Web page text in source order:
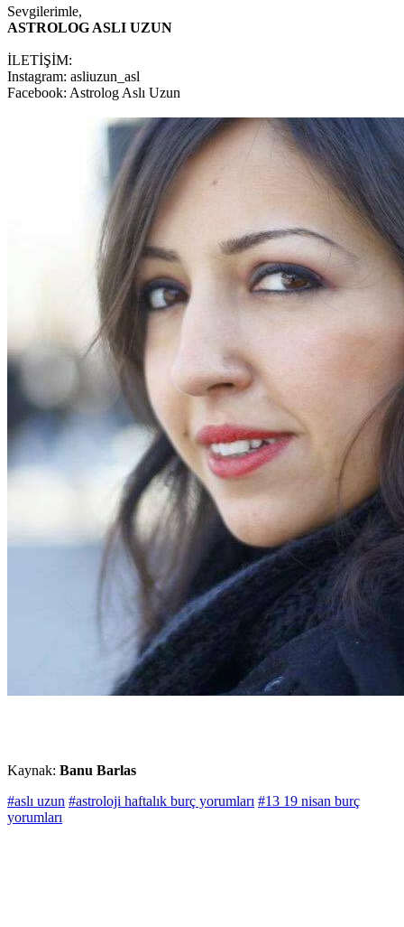
Sevgilerimle,
ASTROLOG ASLI UZUN
İLETİŞİM:
Instagram: asliuzun_asl
Facebook: Astrolog Aslı Uzun
Kaynak: Banu Barlas
#aslı uzun #astroloji haftalık burç yorumları #13 19 nisan burç
yorumları